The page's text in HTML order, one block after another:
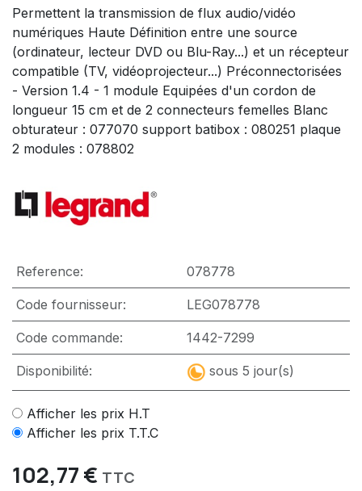
Permettent la transmission de flux audio/vidéo
numériques Haute Définition entre une source
(ordinateur, lecteur DVD ou Blu-Ray...) et un récepteur
compatible (TV, vidéoprojecteur...) Préconnectorisées
- Version 1.4 - 1 module Equipées d'un cordon de
longueur 15 cm et de 2 connecteurs femelles Blanc
obturateur : 077070 support batibox : 080251 plaque
2 modules : 078802
Reference: 078778
Code fournisseur: LEG078778
Code commande: 1442-7299
Disponibilité: sous 5 jour(s)
Afficher les prix H.T
Afficher les prix T.T.C
102,77€ TTC